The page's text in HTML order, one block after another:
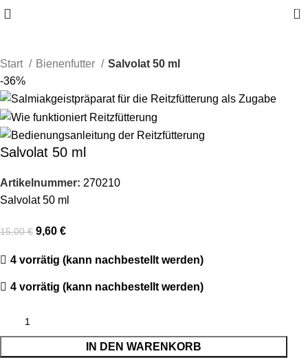
0
Start Bienenfutter
Salvolat 50 ml
-36%
Salvolat 50 ml
Artikelnummer: 270210
Salvolat 50 ml
15,00€ 9,60€
4 vorrätig (kann nachbestellt werden)
4 vorrätig (kann nachbestellt werden)
IN DEN WARENKORB